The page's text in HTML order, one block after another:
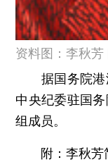
资料图：李秋芳
据国务院港
中央纪委驻国
组成员。
附：李秋芳